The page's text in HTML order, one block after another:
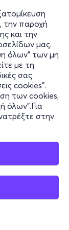
την παροχή
και την
μας.
όλων" των μη
με τη
σας
cookies".
των cookies,
όλων".Για
στην
Museum